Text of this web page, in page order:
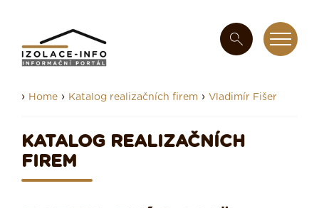
› Home › Katalog realizačních firem › Vladimír Fišer
KATALOG REALIZAČNÍCH
FIREM